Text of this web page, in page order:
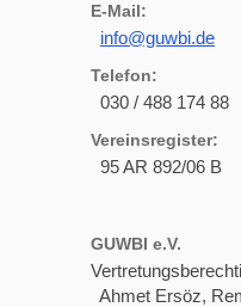
E-Mail:
info@guwbi.de
Telefon:
030 / 488 174 88
Vereinsregister:
95 AR 892/06 B
GUWBI e.V.
Ahmet Ersöz,